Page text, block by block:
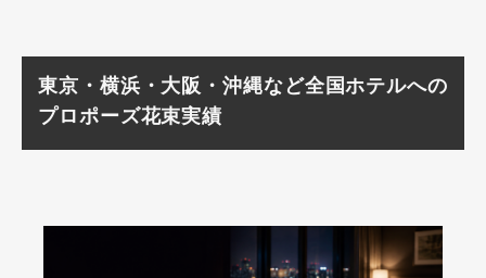
東京・横浜・大阪・沖縄など全国ホテルへの
プロポーズ花束実績